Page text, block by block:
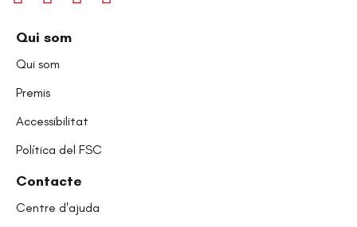
Qui som
Qui som
Premis
Accessibilitat
Política del FSC
Contacte
Centre d'ajuda